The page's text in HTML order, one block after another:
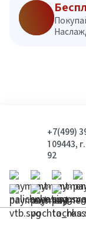
+7(499)
109443,
92